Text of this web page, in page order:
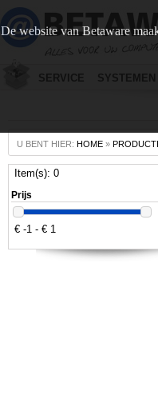
De website van Betaware
SERVICE SYSTEMEN
U BENT HIER: HOME »
Item(s): 0
Prijs
€ -1 - € 1